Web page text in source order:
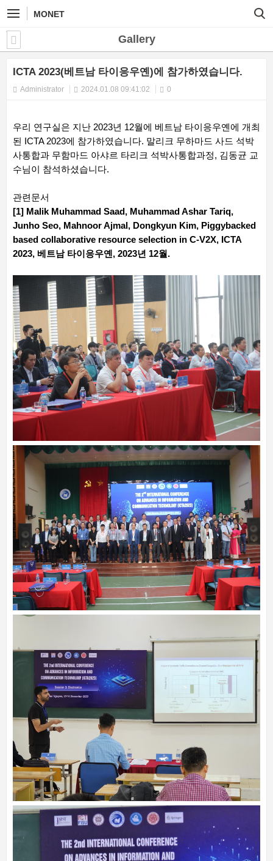
MONET
Gallery
ICTA 2023(베트남 타이응우옌)에 참가하였습니다.
Administrator 2024.01.08 09:41:02 0
우리 연구실은 지난 2023년 12월에 베트남 타이응우옌에 개최
된 ICTA 2023에 참가하였습니다. 말리크 무하마드 사드 석박
사통합과 무함마드 아샤르 타리크 석박사통합과정, 김동균 교
수님이 참석하셨습니다.
관련문서
[1] Malik Muhammad Saad, Muhammad Ashar Tariq,
Junho Seo, Mahnoor Ajmal, Dongkyun Kim, Piggybacked
based collaborative resource selection in C-V2X, ICTA
2023, 베트남 타이응우옌, 2023년 12월.